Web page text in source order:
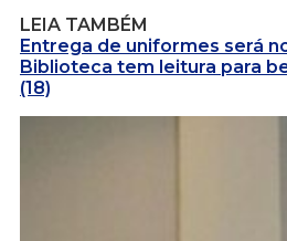
LEIA TAMBÉM
Entrega de uniformes será
Biblioteca tem leitura para
(18)